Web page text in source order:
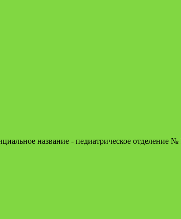
название - педиатрическое отделение №